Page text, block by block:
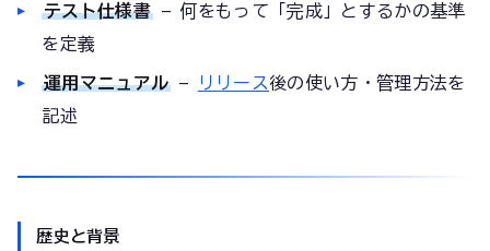
テスト仕様書— 何をもって「完成」とするかの基準
を定義
運用マニュアル— リリース後の使い方・管理方法を
記述
歴史と背景